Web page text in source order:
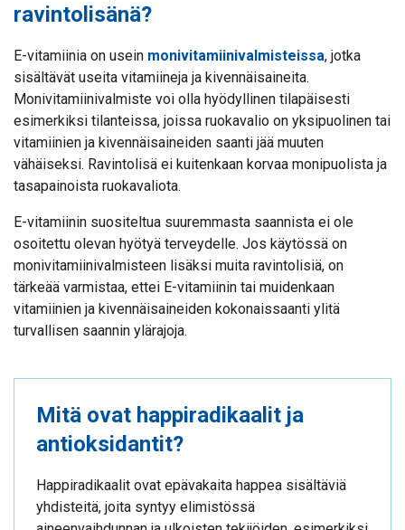
ravintolisänä?
E-vitamiinia on usein monivitamiinivalmisteissa, jotka
sisältävät useita vitamiineja ja kivennäisaineita.
Monivitamiinivalmiste voi olla hyödyllinen tilapäisesti
esimerkiksi tilanteissa, joissa ruokavalio on yksipuolinen tai
vitamiinien ja kivennäisaineiden saanti jää muuten
vähäiseksi. Ravintolisä ei kuitenkaan korvaa monipuolista ja
tasapainoista ruokavaliota.
E-vitamiinin suositeltua suuremmasta saannista ei ole
osoitettu olevan hyötyä terveydelle. Jos käytössä on
monivitamiinivalmisteen lisäksi muita ravintolisiä, on
tärkeää varmistaa, ettei E-vitamiinin tai muidenkaan
vitamiinien ja kivennäisaineiden kokonaissaanti ylitä
turvallisen saannin ylärajoja.
Mitä ovat happiradikaalit ja
antioksidantit?
Happiradikaalit ovat epävakaita happea sisältäviä
yhdisteitä, joita syntyy elimistössä